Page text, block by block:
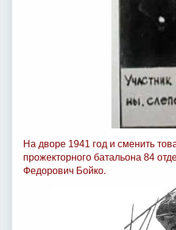
На дворе 1941 год и сменить
прожекторного батальона 84
Федорович Бойко.